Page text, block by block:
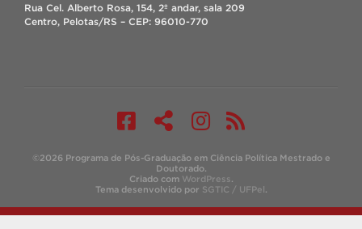
Rua Cel. Alberto Rosa, 154, 2º andar, sala 209
Centro, Pelotas/RS – CEP: 96010-770
©2026 Programa de Pós-Graduação em Ciência Política Mestrado e
Doutorado.
Criado com WordPress.
Tema desenvolvido por SGTIC / UFPel.